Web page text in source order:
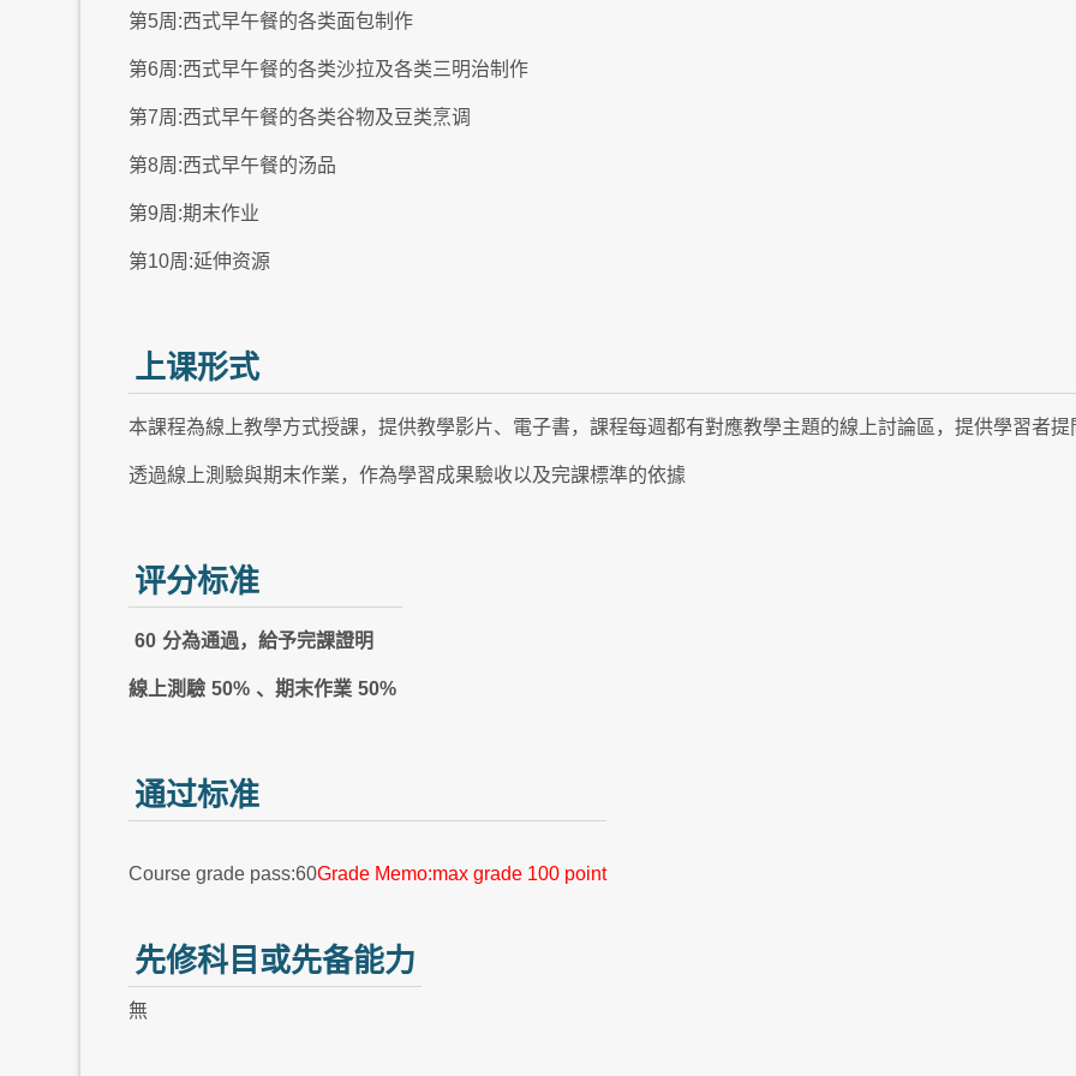
第5周:西式早午餐的各类面包制作
第6周:西式早午餐的各类沙拉及各类三明治制作
第7周:西式早午餐的各类谷物及豆类烹调
第8周:西式早午餐的汤品
第9周:期末作业
第10周:延伸资源
上课形式
本課程為線上教學方式授課，提供教學影片、電子書，課程每週都有對應教學主題的線上討論區，提供學習者提
透過線上測驗與期末作業，作為學習成果驗收以及完課標準的依據
评分标准
60 分為通過，給予完課證明
線上測驗 50% 、期末作業 50%
通过标准
Course grade pass:60Grade Memo:max grade 100 point
先修科目或先备能力
無